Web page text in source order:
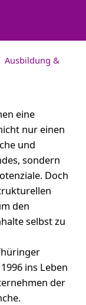
Ausbildung &
eine
nur einen
und
sondern
Doch
den
selbst zu
ins Leben
der